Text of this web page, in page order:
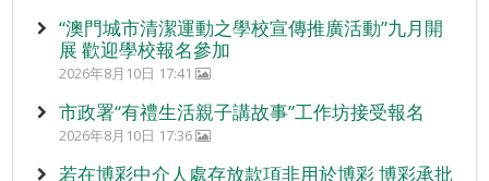
“澳門城市清潔運動之學校宣傳推廣活動”九月開
展 歡迎學校報名參加
2026年8月10日 17:41
市政署“有禮生活親子講故事”工作坊接受報名
2026年8月10日 17:36
若在博彩中介人處存放款項非用於博彩 博彩承批